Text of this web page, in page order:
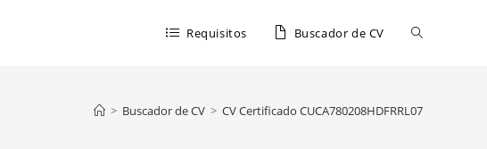
Requisitos Buscador de CV
> Buscador de CV > CV Certificado CUCA780208HDFRRL07